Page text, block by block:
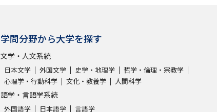
学問分野から大学を探す
文学・人文系統
日本文学 外国文学 史学・地理学
哲学・倫理・宗教学
心理学・行動科学
文化・教養学 人間科学
語学・言語学系統
外国語学 日本語学 言語学